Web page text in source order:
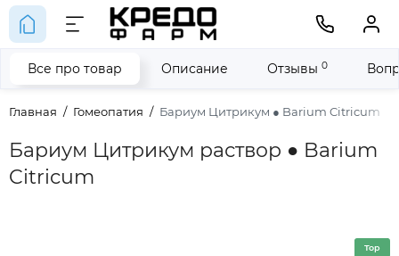
Главная Гомеопатия Бариум Цитрикум ● Barium Citricum
Бариум Цитрикум раствор ● Barium
Citricum
Все про товар Описание Отзывы 0
Top